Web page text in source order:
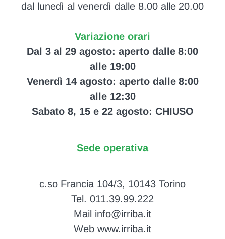
dal lunedì al venerdì dalle 8.00 alle 20.00
Variazione orari
Dal 3 al 29 agosto: aperto dalle 8:00
alle 19:00
Venerdì 14 agosto: aperto dalle 8:00
alle 12:30
Sabato 8, 15 e 22 agosto: CHIUSO
Sede operativa
c.so Francia 104/3, 10143 Torino
Tel. 011.39.99.222
Mail info@irriba.it
Web www.irriba.it